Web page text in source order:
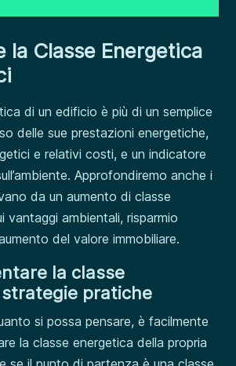
la Classe Energetica
di un edificio è più di un semplice
delle sue prestazioni energetiche,
e relativi costi, e un indicatore
Approfondiremo anche i
da un aumento di classe
vantaggi ambientali, risparmio
del valore immobiliare.
la classe
pratiche
si possa pensare, è facilmente
la classe energetica della propria